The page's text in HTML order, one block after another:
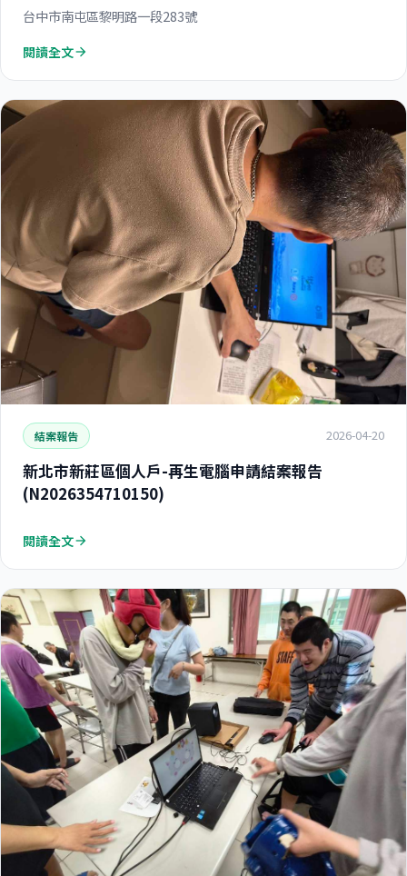
台中市南屯區黎明路一段283號
閱讀全文arrow_forward
結案報告 2026-04-20
新北市新莊區個人戶-再生電腦申請結案報告
(N2026354710150)
閱讀全文arrow_forward